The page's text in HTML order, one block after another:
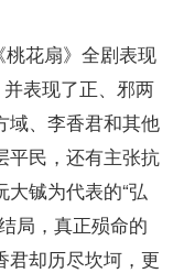
花扇》全剧表现
表现了正、邪两
域、李香君和其他
平民，还有主张抗
铖为代表的“弘
局，真正殒命的
君却历尽坎坷，更